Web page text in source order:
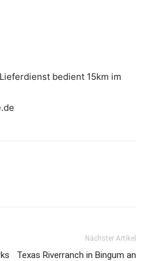
bedient 15km im
Nächster Artikel
Texas Riverranch in Bingum an